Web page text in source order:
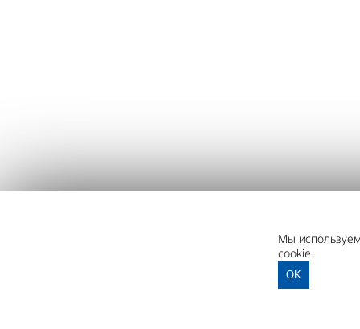
Мы
cookie.
OK